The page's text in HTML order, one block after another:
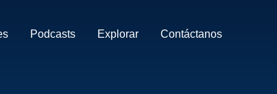
Podcasts Explorar Contáctanos